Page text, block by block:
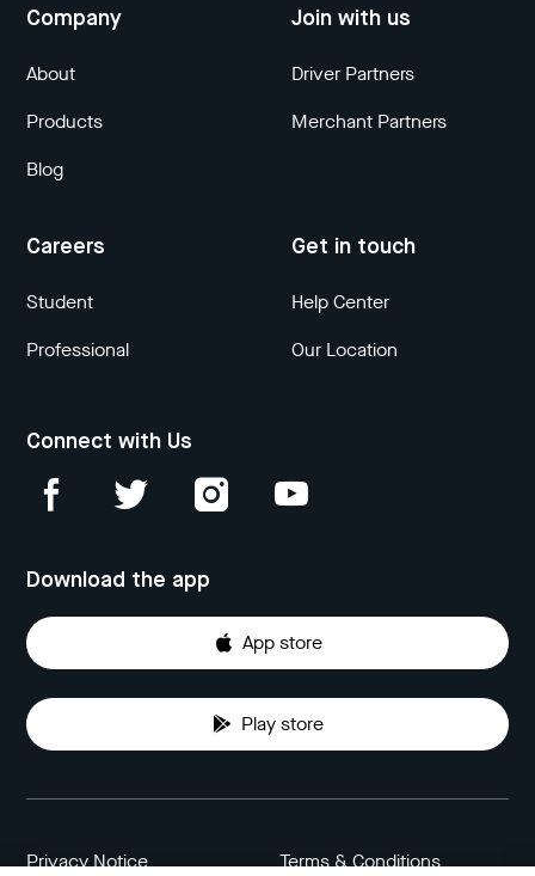
Company
About
Products
Blog
Join with us
Driver Partners
Merchant Partners
Careers
Student
Professional
Get in touch
Help Center
Our Location
Connect with Us
Download the app
App store
Play store
Privacy Notice Terms & Conditions